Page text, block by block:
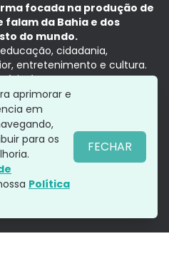
focada na produção de
da Bahia e dos
do mundo.
cidadania,
entretenimento e cultura.
é no tempo presente,
Aratu.
aprimorar e
em
para os
Política
FECHAR